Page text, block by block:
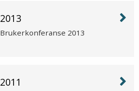
2013
Brukerkonferanse 2013
2011